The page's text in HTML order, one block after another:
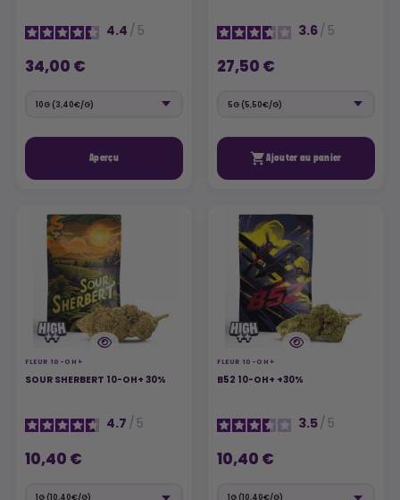
4.4 / 5
34,00 €
Aperçu
3.6/ 5
27,50 €
Ajouter au panier
FLEUR 10-OH+
SOUR SHERBERT 10-OH+ 30%
4.7 / 5
10,40 €
FLEUR 10-OH+
B52 10-OH+ +30%
3.5/ 5
10,40 €